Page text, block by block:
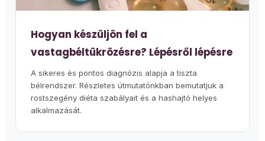
Hogyan készüljön fel a
vastagbéltükrözésre? Lépésről lépésre
A sikeres és pontos diagnózis alapja a tiszta
bélrendszer. Részletes útmutatónkban bemutatjuk a
rostszegény diéta szabályait és a hashajtó helyes
alkalmazását.